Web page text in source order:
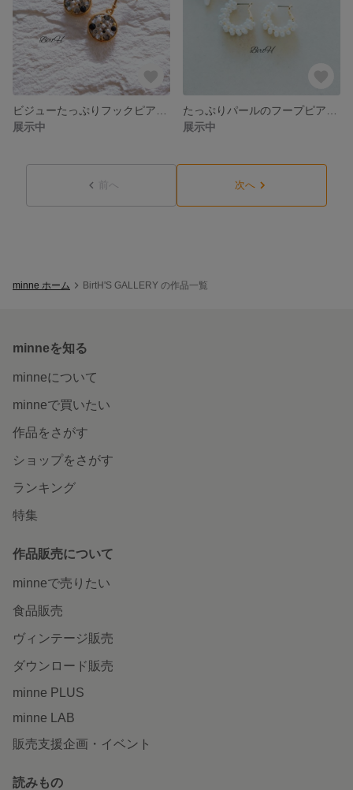
展示中
展示中
前へ 次へ
minne ホーム BirtH'S GALLERY の作品一覧
minneを知る
minneについて
minneで買いたい
作品をさがす
ショップをさがす
ランキング
特集
作品販売について
minneで売りたい
食品販売
ヴィンテージ販売
ダウンロード販売
minne PLUS
minne LAB
販売支援企画・イベント
読みもの